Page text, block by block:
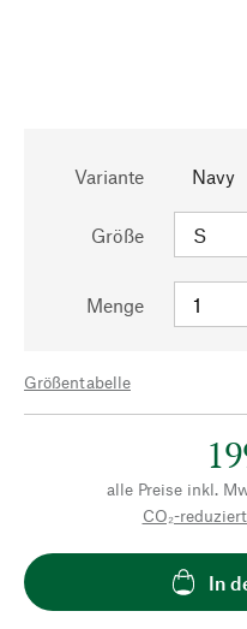
Variante Navy
Größe
Menge
Größentabelle
alle Preise inkl.
CO₂-
In